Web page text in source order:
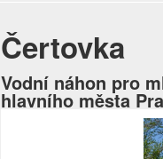
Čertovka
Vodní náhon pro
hlavního města